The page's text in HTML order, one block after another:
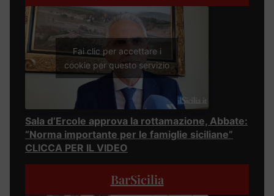
Fai clic per accettare i
cookie per questo servizio
Sala d’Ercole approva la rottamazione, Abbate:
“Norma importante per le famiglie siciliane”
CLICCA PER IL VIDEO
BarSicilia